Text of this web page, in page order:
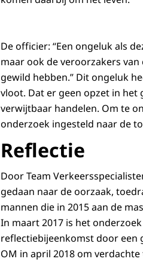
De officier: “Een ongeluk als
maar ook de veroorzakers
gewild hebben.” Dit ongeluk
vloot. Dat er geen opzet in het
verwijtbaar handelen. Om te
onderzoek ingesteld naar de
Reflectie
Door Team
gedaan naar de oorzaak,
mannen die in 2015 aan de
In maart 2017 is het
reflectiebijeenkomst door een
OM in april 2018 om